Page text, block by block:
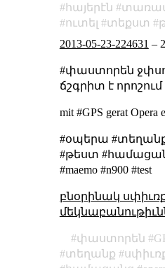
հայերէն
ուտել
տեքստ
2013-05-23-224631 –
#փաստորեն
ճշգրիտ է
mit #GPS gerat Opera
#օպերա #տեղանք
#թեստ #համացանց
#maemo #n900 #test
բնօրինակ
փաստորեն
տեղանք